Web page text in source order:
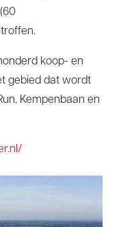
koop- en
gebied dat wordt
Kempenbaan en